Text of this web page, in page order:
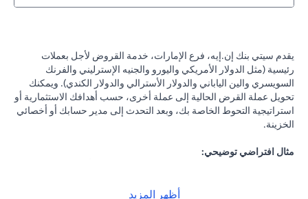
يقدم سيتي بنك إن.إيه، فرع الإمارات، خدمة القروض لأجل بعملات
رئيسية (مثل الدولار الأمريكي واليورو والجنيه الإسترليني والفرنك
السويسري والين الياباني والدولار الأسترالي والدولار الكندي). ويمكنك
تحويل عملة القرض الحالية إلى عملة أخرى، حسب أهدافك الاستثمارية أو
استراتيجية التحوط الخاصة بك، وبعد التحدث إلى مدير حسابك أو أخصائي
الخزينة.
مثال افتراضي توضيحي:
الدولار الأمريكي، فيمكنك تحويل قرضك بالدولار الأمريكي إلى الين
أظهر المزيد